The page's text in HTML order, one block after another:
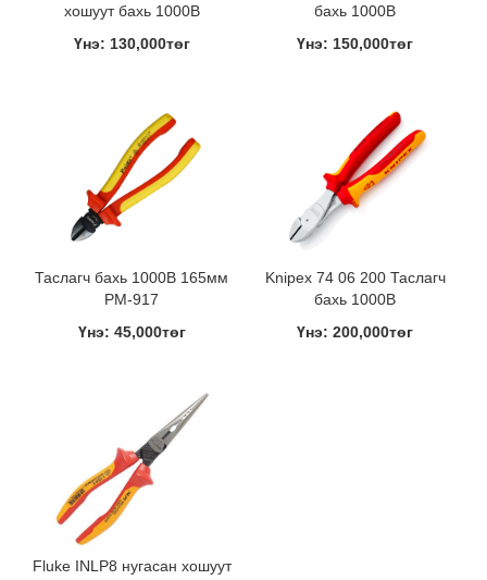
хошуут бахь 1000В
Үнэ: 130,000төг
бахь 1000В
Үнэ: 150,000төг
Таслагч бахь 1000В 165мм
PM-917
Үнэ: 45,000төг
Knipex 74 06 200 Таслагч
бахь 1000В
Үнэ: 200,000төг
Fluke INLP8 нугасан хошуут